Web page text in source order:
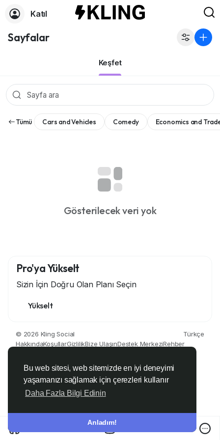
Bu web sitesi, web sitemizde en iyi deneyimi
yaşamanızı sağlamak için çerezleri kullanır
Daha Fazla Bilgi Edinin
Anladım!
Katıl
Sayfalar
Keşfet
Tümü Cars and Vehicles Comedy Economics and
Gösterilecek veri yok
Pro'ya Yükselt
Sizin İçin Doğru Olan Planı Seçin
Yükselt
© 2026 Kling Social
Türkçe
HakkındaKoşullarGizlilikBize UlaşınDestek MerkeziRehber